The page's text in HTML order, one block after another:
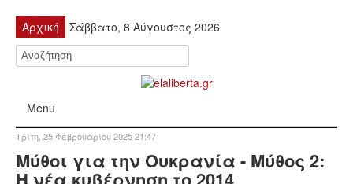
Αρχική Σάββατο, 8 Αύγουστος 2026
Menu
Τρίτη, 25 Φεβρουαρίου 2025 21:47
Μύθοι για την Ουκρανία - Μύθος 2: